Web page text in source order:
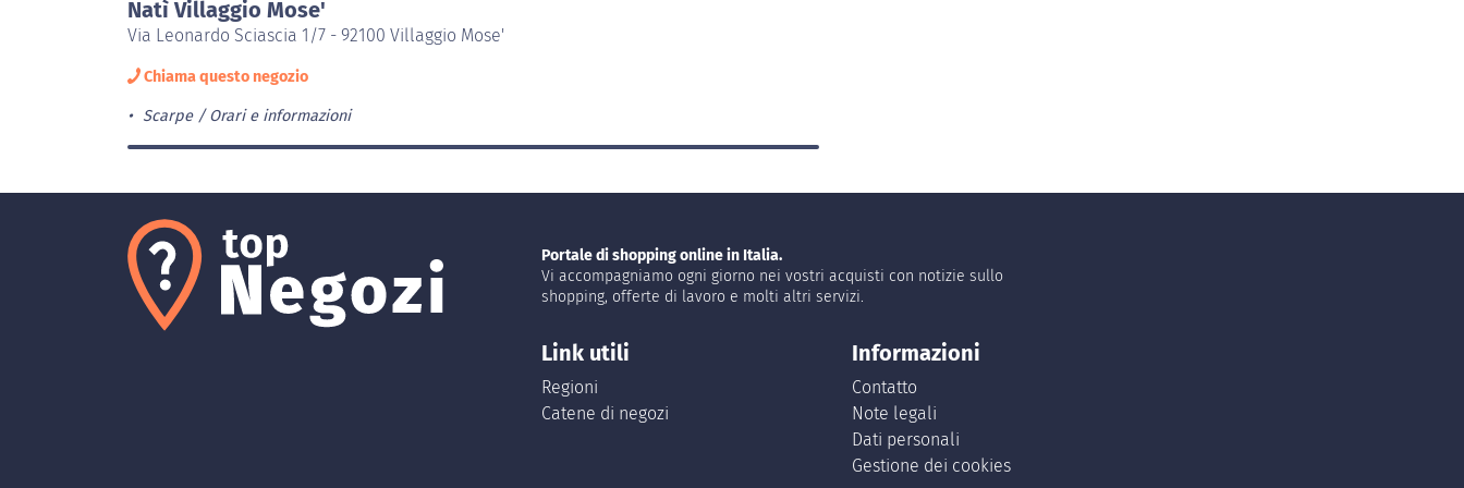
Natì Villaggio Mose'
Via Leonardo Sciascia 1/7 - 92100 Villaggio Mose'
Chiama questo negozio
Scarpe Orari e informazioni
Portale di shopping online in Italia.
Vi accompagniamo ogni giorno nei vostri acquisti con notizie sullo
shopping, offerte di lavoro e molti altri servizi.
Link utili
Regioni
Catene di negozi
Informazioni
Contatto
Note legali
Dati personali
Gestione dei cookies